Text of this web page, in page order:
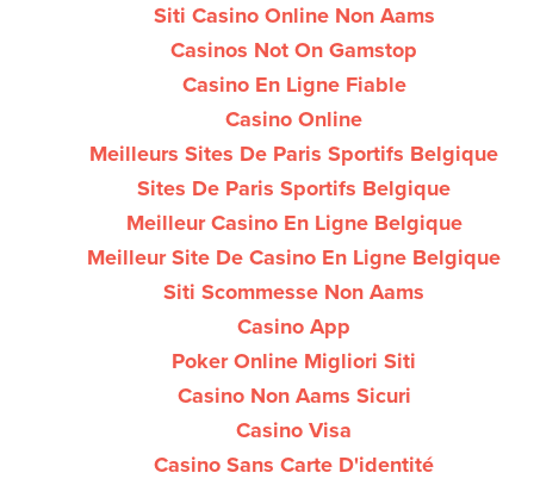
Siti Casino Online Non Aams
Casinos Not On Gamstop
Casino En Ligne Fiable
Casino Online
Meilleurs Sites De Paris Sportifs Belgique
Sites De Paris Sportifs Belgique
Meilleur Casino En Ligne Belgique
Meilleur Site De Casino En Ligne Belgique
Siti Scommesse Non Aams
Casino App
Poker Online Migliori Siti
Casino Non Aams Sicuri
Casino Visa
Casino Sans Carte D'identité